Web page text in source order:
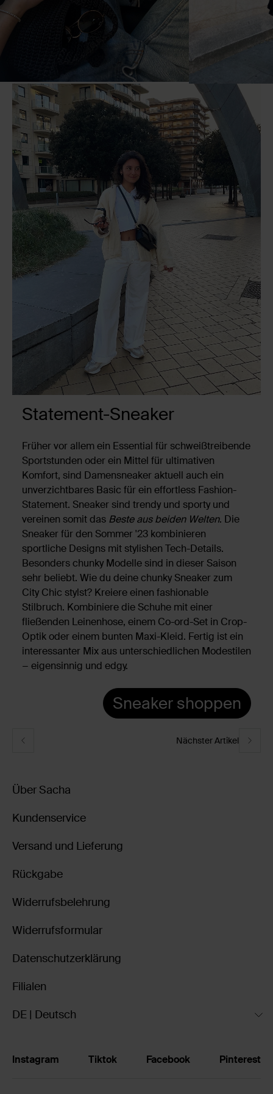
Statement-Sneaker
Früher vor allem ein Essential für schweißtreibende
Sportstunden oder ein Mittel für ultimativen
Komfort, sind Damensneaker aktuell auch ein
unverzichtbares Basic für ein effortless Fashion-
Statement. Sneaker sind trendy und sporty und
vereinen somit das Beste aus beiden Welten. Die
Sneaker für den Sommer '23 kombinieren
sportliche Designs mit stylishen Tech-Details.
Besonders chunky Modelle sind in dieser Saison
sehr beliebt. Wie du deine chunky Sneaker zum
City Chic stylst? Kreiere einen fashionable
Stilbruch. Kombiniere die Schuhe mit einer
fließenden Leinenhose, einem Co-ord-Set in Crop-
Optik oder einem bunten Maxi-Kleid. Fertig ist ein
interessanter Mix aus unterschiedlichen Modestilen
− eigensinnig und edgy.
Sneaker shoppen
Nächster Artikel
Über Sacha
Kundenservice
Versand und Lieferung
Rückgabe
Widerrufsbelehrung
Widerrufsformular
Datenschutzerklärung
Filialen
DE | Deutsch
Instagram Tiktok Facebook Pinterest